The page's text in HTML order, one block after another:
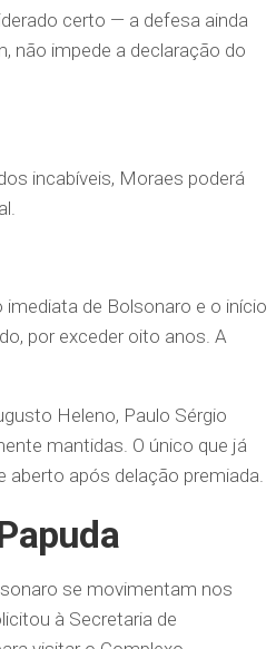
certo — a defesa ainda
não impede a declaração do
incabíveis, Moraes poderá
de Bolsonaro e o início
por exceder oito anos. A
Heleno, Paulo Sérgio
mantidas. O único que já
aberto após delação premiada.
se movimentam nos
à Secretaria de